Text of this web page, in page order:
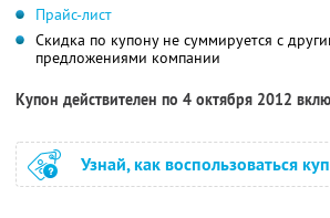
Прайс-лист
Скидка по купону не суммируется с
предложениями компании
Купон действителен по 4 октября 2012
Узнай, как воспользоваться